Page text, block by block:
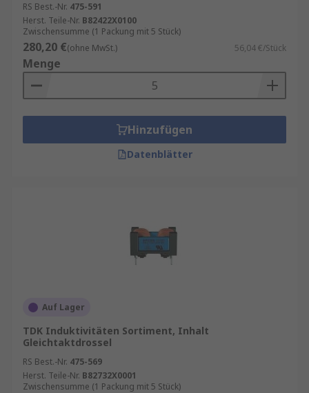
RS Best.-Nr. 475-591
Herst. Teile-Nr. B82422X0100
Zwischensumme (1 Packung mit 5 Stück)
280,20 €(ohne MwSt.) 56,04 €/Stück
Menge
Hinzufügen
Datenblätter
Auf Lager
TDK Induktivitäten Sortiment, Inhalt
Gleichtaktdrossel
RS Best.-Nr. 475-569
Herst. Teile-Nr. B82732X0001
Zwischensumme (1 Packung mit 5 Stück)